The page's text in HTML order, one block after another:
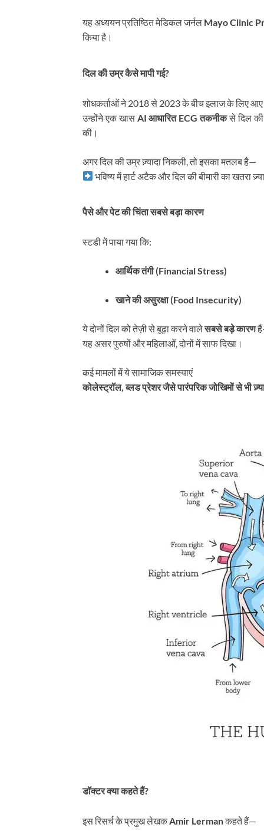
यह अध्ययन प्रतिष्ठित मेडिकल जर्नल Mayo Clinic
किया है।
दिल की उम्र कैसे मापी गई?
शोधकर्ताओं ने 2018 से 2023 के बीच इलाज के लिए आए
उन्होंने एक खास AI आधारित ECG तकनीकसे दिल
की।
अगर दिल की उम्र ज़्यादा निकली, तो इसका मतलब है—
भविष्य में हार्ट अटैक और दिल की बीमारी का खतरा
पैसे और पेट की चिंता सबसे बड़ा कारण
स्टडी में पाया गया कि:
आर्थिक तंगी (Financial Stress)
खाने की असुरक्षा (Food Insecurity)
ये दोनों दिल को तेज़ी से बूढ़ा करने वालेसबसे बड़े कारण
यह असर पुरुषों और महिलाओं, दोनों में साफ दिखा।
कई मामलों में ये सामाजिक समस्याएं
कोलेस्ट्रॉल, ब्लड प्रेशर जैसे पारंपरिक जोखिमों से भी
डॉक्टर क्या कहते हैं?
इस रिसर्च के प्रमुख लेखकAmir Lermanकहते हैं—